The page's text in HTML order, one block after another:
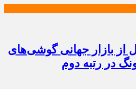
از بازار جهانی گوشی‌های
در رتبه دوم